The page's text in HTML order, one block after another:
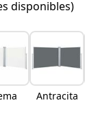
disponibles)
Antracita